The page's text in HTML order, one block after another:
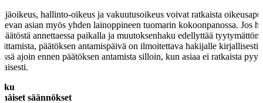
hallinto-oikeus ja vakuutusoikeus voivat ratkaista
asian myös yhden lainoppineen tuomarin kokoonpanossa. Jos
annettaessa paikalla ja muutoksenhaku edellyttää
päätöksen antamispäivä on ilmoitettava hakijalle kirjallisesti
ajoin ennen päätöksen antamista silloin, kun asiaa ei ratkaista
säännökset